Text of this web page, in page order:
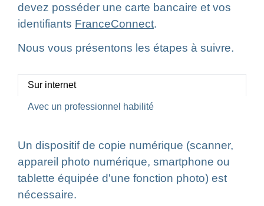
devez posséder une carte bancaire et vos
identifiants FranceConnect.
Nous vous présentons les étapes à suivre.
Sur internet
Avec un professionnel habilité
Un dispositif de copie numérique (scanner,
appareil photo numérique, smartphone ou
tablette équipée d'une fonction photo) est
nécessaire.